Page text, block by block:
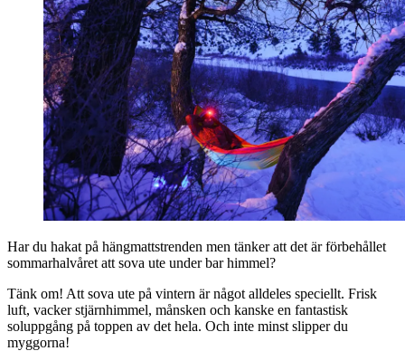
Har du hakat på hängmattstrenden men tänker att det är förbehållet
sommarhalvåret att sova ute under bar himmel?
Tänk om! Att sova ute på vintern är något alldeles speciellt. Frisk
luft, vacker stjärnhimmel, månsken och kanske en fantastisk
soluppgång på toppen av det hela. Och inte minst slipper du
myggorna!